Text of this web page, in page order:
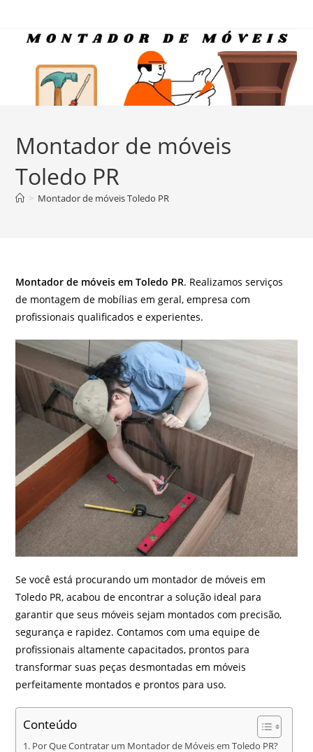
Montador de móveis
Toledo PR
> Montador de móveis Toledo PR
Montador de móveis em Toledo PR. Realizamos serviços
de montagem de mobílias em geral, empresa com
profissionais qualificados e experientes.
Se você está procurando um montador de móveis em
Toledo PR, acabou de encontrar a solução ideal para
garantir que seus móveis sejam montados com precisão,
segurança e rapidez. Contamos com uma equipe de
profissionais altamente capacitados, prontos para
transformar suas peças desmontadas em móveis
perfeitamente montados e prontos para uso.
Conteúdo
Por Que Contratar um Montador de Móveis em Toledo PR?